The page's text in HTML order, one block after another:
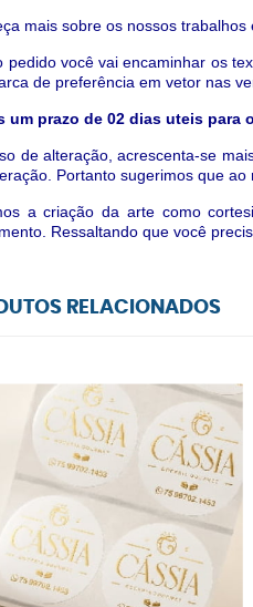
mais sobre os nossos
pedido você vai encaminhar os
de preferência em vetor nas
um prazo de 02 dias uteis para
de alteração, acrescenta-se
Portanto sugerimos que
a criação da arte como
Ressaltando que você
RELACIONADOS